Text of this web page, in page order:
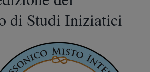
di Studi Iniziatici